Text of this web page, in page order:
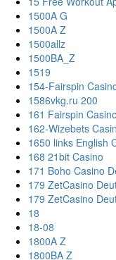
1500A G
1500A Z
1500allz
1500BA_Z
1519
154-Fairspin
1586vkg.ru 200
161 Fairspin
162-Wizebets
1650 links English
168 21bit Casino
171 Boho Casino
179 ZetCasino
179 ZetCasino
18
18-08
1800A Z
1800BA Z